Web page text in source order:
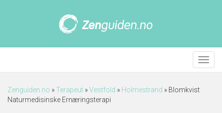
Meny
Zenguiden.no »Terapeut »Vestfold » Holmestrand » Blomkvist
Naturmedisinske Ernæringsterapi